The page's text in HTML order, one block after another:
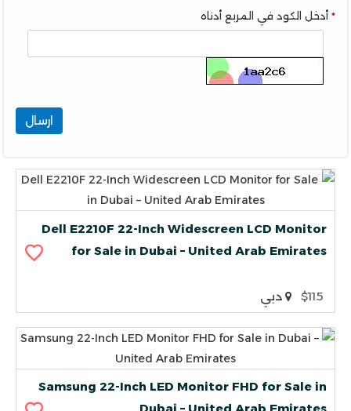
أدخل الكود في المربع أدناه
ارسال
Dell E2210F 22-Inch Widescreen LCD Monitor
for Sale in Dubai – United Arab Emirates
$115 دبي
Samsung 22-Inch LED Monitor FHD for Sale in